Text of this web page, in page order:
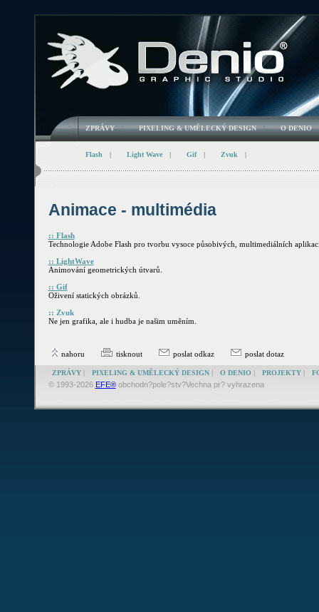
ZPRÁVY | PIXELING & UMĚLECKÝ DESIGN | O DENIO
Flash | Light Wave | Gif | Zvuk |
Animace - multimédia
:: Flash
Technologie Adobe Flash pro tvorbu vysoce působivých, multimediálních
:: LightWave
Animování geometrických útvarů.
:: Gif
Oživení statických obrázků.
:: Zvuk
Ne jen grafika, ale i hudba je našim uměním.
nahoru tisknout poslat odkaz poslat dotaz
ZPRÁVY| PIXELING & UMĚLECKÝ DESIGN| O DENIO| PROJEKTY|
© 1993-2026 EFE®obchodn?pole?stv?Vechna pr? vyhrazena